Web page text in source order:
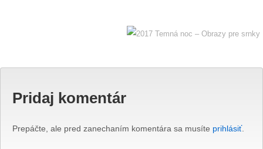
Pridaj komentár
Prepáčte, ale pred zanechaním komentára sa musíte prihlásiť.